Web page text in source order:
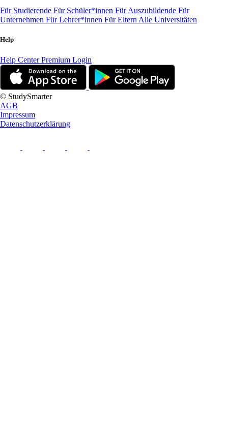
Für Studierende Für Schüler*innen Für Auszubildende Für
Unternehmen Für Lehrer*innen Für Eltern Alle Universitäten
Help
Help CenterPremium Login
© StudySmarter
AGB
Impressum
Datenschutzerklärung